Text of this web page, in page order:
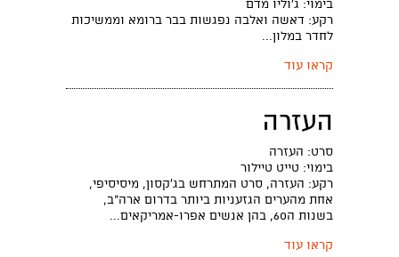
בימוי: ג'וליו מדם
רקע: דאשה ואלבה נפגשות בבר ברומא וממשיכות
לחדר במלון...
קראו עוד
העזרה
סרט: העזרה
בימוי: טייט טיילור
רקע: העזרה, סרט המתרחש בג'קסון, מיסיסיפי,
אחת מהערים הגזעניות ביותר בדרום ארה"ב,
בשנות ה60, בהן אנשים אפרו-אמריקאים...
קראו עוד